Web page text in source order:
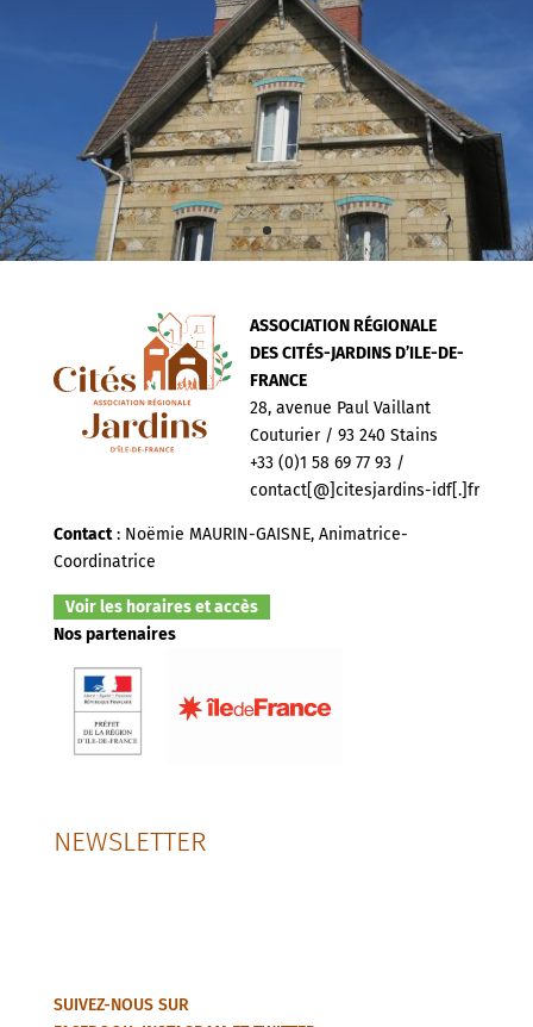
ASSOCIATION RÉGIONALE
DES CITÉS-JARDINS D’ILE-DE-
FRANCE
28, avenue Paul Vaillant
Couturier / 93 240 Stains
+33 (0)1 58 69 77 93 /
contact[@]citesjardins-idf[.]fr
Contact: Noëmie MAURIN-GAISNE, Animatrice-
Coordinatrice
Voir les horaires et accès
Nos partenaires
NEWSLETTER
SUIVEZ-NOUS SUR